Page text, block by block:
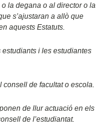
la degana o al director o la
s’ajustaran a allò que
aquests Estatuts.
i les estudiantes
consell de facultat o escola.
de llur actuació en els
de l’estudiantat.